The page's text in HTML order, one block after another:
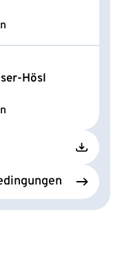
Hösl